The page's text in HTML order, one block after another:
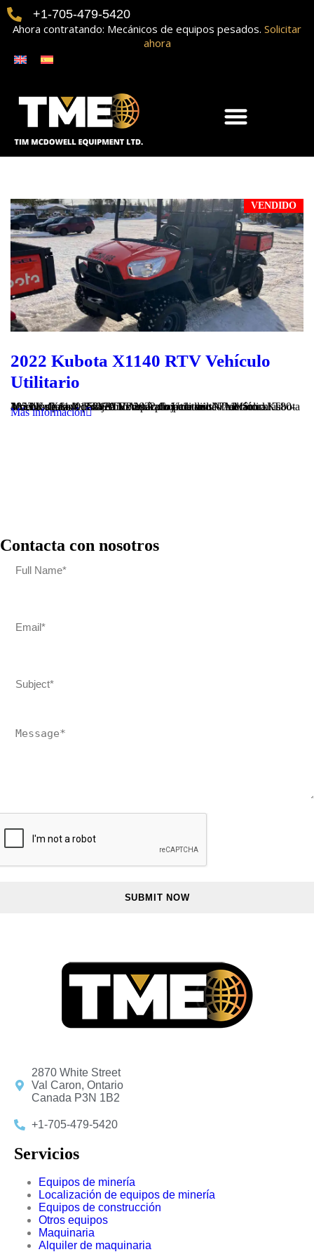
+1-705-479-5420
Ahora contratando: Mecánicos de equipos pesados. Solicitar
ahora
VENDIDO
2022 Kubota X1140 RTV Vehículo
Utilitario
2022 Kubota X1140 RTV Vehículo Utilitario N° de Stock: T80-105 N° de Serie: 52429 Horas Aproximadas: N/A Marca: Kubota Modelo: X1140 RTV Año: 2022 Caja de volteo hidráulica Asientos para 4 pasajeros Preparado para mina Tracción a las 4ruedas Calzos derueda Extintor de incendios
Más información
Contacta con nosotros
2870 White Street
Val Caron, Ontario
Canada P3N 1B2
+1-705-479-5420
Servicios
Equipos de minería
Localización de equipos de minería
Equipos de construcción
Otros equipos
Maquinaria
Alquiler de maquinaria